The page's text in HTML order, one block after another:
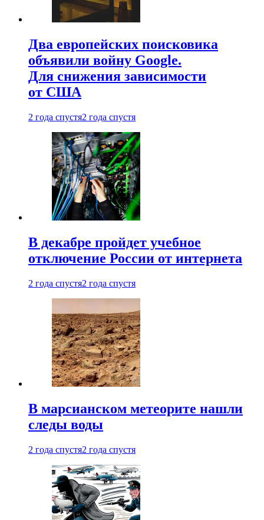
Два европейских поисковика
объявили войну Google.
Для снижения зависимости
от США
2 года спустя2 года спустя
В декабре пройдет учебное
отключение России от интернета
2 года спустя2 года спустя
В марсианском метеорите нашли
следы воды
2 года спустя2 года спустя